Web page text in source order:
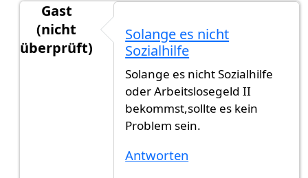
Gast
(nicht
überprüft)
Solange es nicht
Sozialhilfe
Solange es nicht Sozialhilfe
oder Arbeitslosegeld II
bekommst,sollte es kein
Problem sein.
Antworten